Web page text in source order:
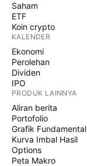
Saham
ETF
Koin crypto
KALENDER
Ekonomi
Perolehan
Dividen
IPO
PRODUK LAINNYA
Aliran berita
Portofolio
Grafik Fundamental
Kurva Imbal Hasil
Options
Peta Makro